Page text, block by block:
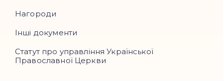
Нагороди
Інші документи
Статут про управління Української
Православної Церкви